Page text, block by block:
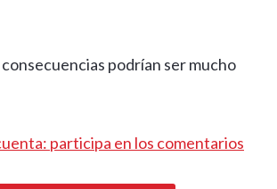
podrían ser mucho
participa en los comentarios